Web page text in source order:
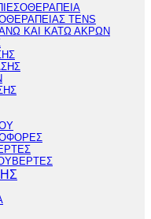
TENS
ΚΑΙ ΚΑΤΩ ΑΚΡΩΝ